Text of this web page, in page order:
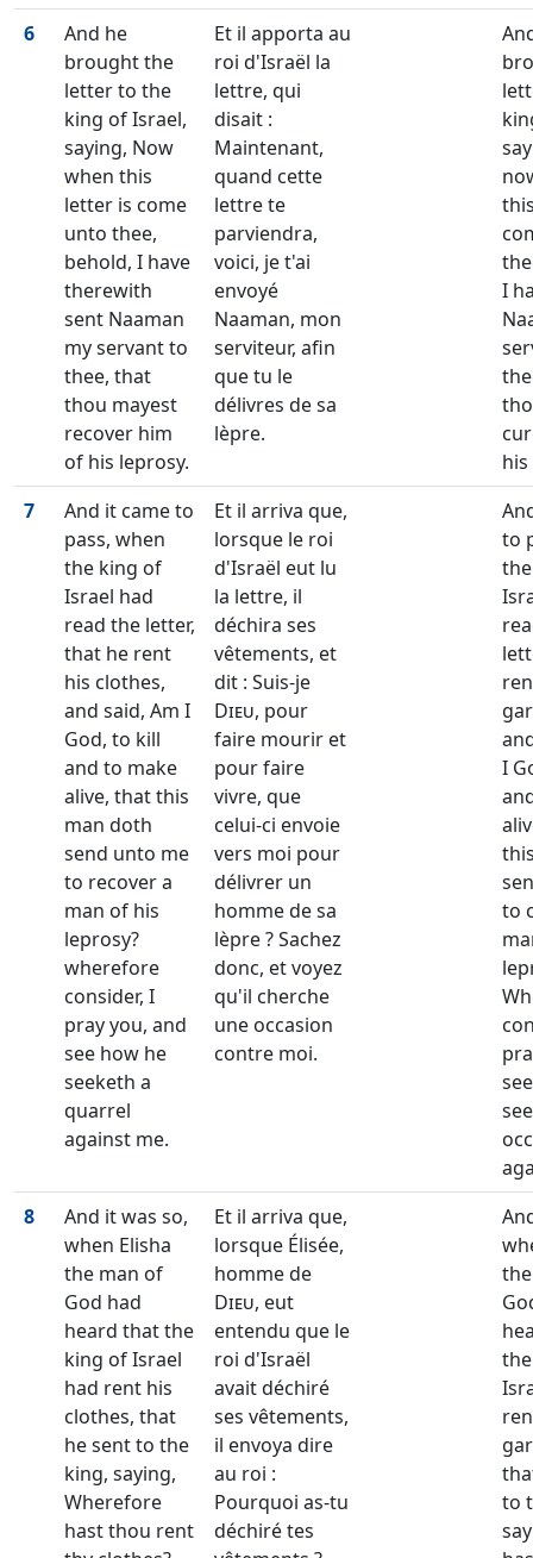
6
And he
brought the
letter to the
king of Israel,
saying, Now
when this
letter is come
unto thee,
behold, I have
therewith
sent Naaman
my servant to
thee, that
thou mayest
recover him
of his leprosy.
Et il apporta au
roi d'Israël la
lettre, qui
disait :
Maintenant,
quand cette
lettre te
parviendra,
voici, je t'ai
envoyé
Naaman, mon
serviteur, afin
que tu le
délivres de sa
lèpre.
I
7
And it came to
pass, when
the king of
Israel had
read the letter,
that he rent
his clothes,
and said, Am I
God, to kill
and to make
alive, that this
man doth
send unto me
to recover a
man of his
leprosy?
wherefore
consider, I
pray you, and
see how he
seeketh a
quarrel
against me.
Et il arriva que,
lorsque le roi
d'Israël eut lu
la lettre, il
déchira ses
vêtements, et
dit : Suis-je
Dieu, pour
faire mourir et
pour faire
vivre, que
celui-ci envoie
vers moi pour
délivrer un
homme de sa
lèpre ? Sachez
donc, et voyez
qu'il cherche
une occasion
contre moi.
to
I
to
8
And it was so,
when Elisha
the man of
God had
heard that the
king of Israel
had rent his
clothes, that
he sent to the
king, saying,
Wherefore
hast thou rent
Et il arriva que,
lorsque Élisée,
homme de
Dieu, eut
entendu que le
roi d'Israël
avait déchiré
ses vêtements,
il envoya dire
au roi :
Pourquoi as-tu
déchiré tes
to